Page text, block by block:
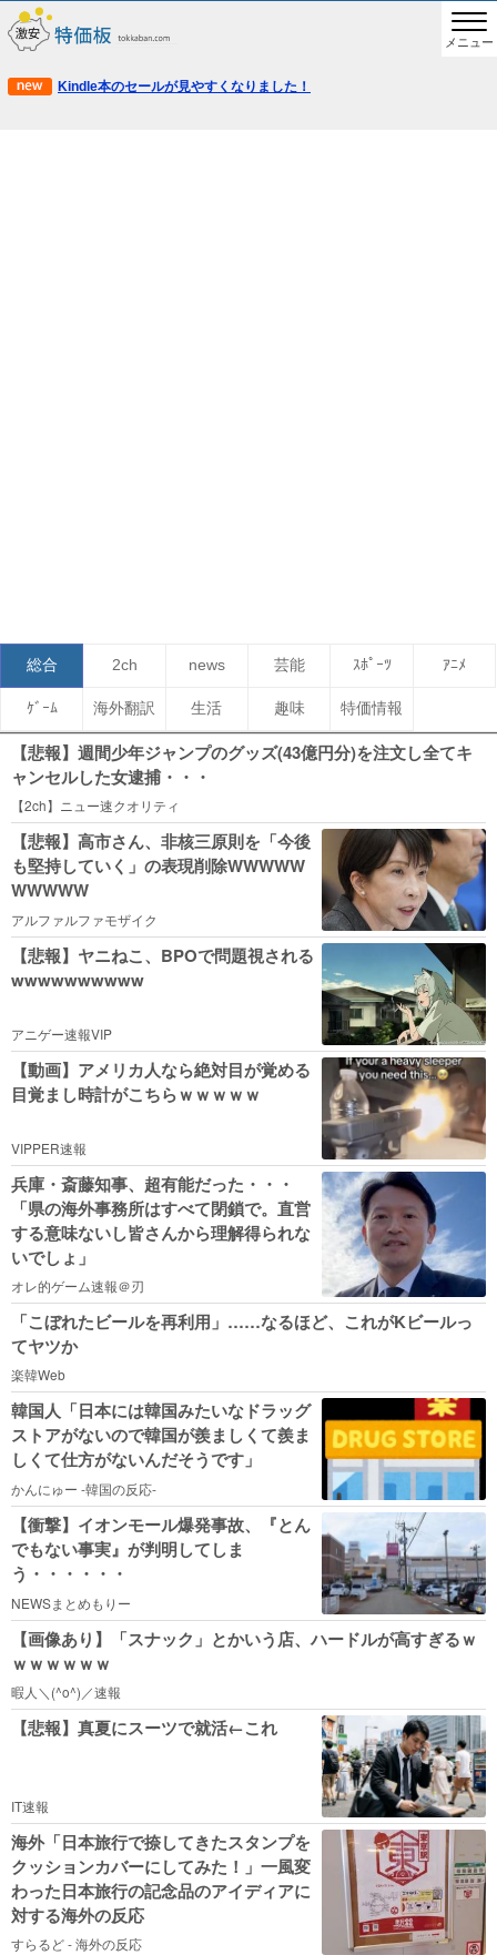
メニュー
Kindle本のセールが見やすくなりました！
総合 2ch news 芸能 ｽﾎﾟｰﾂ ｱﾆﾒ
ｹﾞｰﾑ 海外翻訳 生活 趣味 特価情報
【悲報】週間少年ジャンプのグッズ(43億円分)を注文し全てキ
ャンセルした女逮捕・・・
【2ch】ニュー速クオリティ
【悲報】高市さん、非核三原則を「今後
も堅持していく」の表現削除WWWWW
WWWWW
アルファルファモザイク
【悲報】ヤニねこ、BPOで問題視される
wwwwwwwwww
アニゲー速報VIP
【動画】アメリカ人なら絶対目が覚める
目覚まし時計がこちらｗｗｗｗｗ
VIPPER速報
兵庫・斎藤知事、超有能だった・・・
「県の海外事務所はすべて閉鎖で。直営
する意味ないし皆さんから理解得られな
いでしょ」
オレ的ゲーム速報＠刃
「こぼれたビールを再利用」……なるほど、これがKビールっ
てヤツか
楽韓Web
韓国人「日本には韓国みたいなドラッグ
ストアがないので韓国が羨ましくて羨ま
しくて仕方がないんだそうです」
かんにゅー -韓国の反応-
【衝撃】イオンモール爆発事故、『とん
でもない事実』が判明してしま
う・・・・・・
NEWSまとめもりー
【画像あり】「スナック」とかいう店、ハードルが高すぎるｗ
ｗｗｗｗｗｗ
暇人＼(^o^)／速報
【悲報】真夏にスーツで就活←これ
IT速報
海外「日本旅行で捺してきたスタンプを
クッションカバーにしてみた！」一風変
わった日本旅行の記念品のアイディアに
対する海外の反応
すらるど - 海外の反応